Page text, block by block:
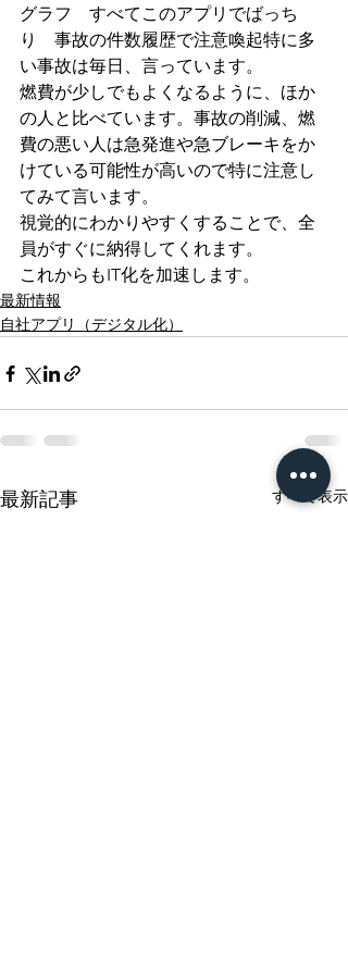
グラフ　すべてこのアプリでばっち
り　事故の件数履歴で注意喚起特に多
い事故は毎日、言っています。
燃費が少しでもよくなるように、ほか
の人と比べています。事故の削減、燃
費の悪い人は急発進や急ブレーキをか
けている可能性が高いので特に注意し
てみて言います。
視覚的にわかりやすくすることで、全
員がすぐに納得してくれます。
これからもIT化を加速します。
最新情報
自社アプリ（デジタル化）
最新記事 すべて表示